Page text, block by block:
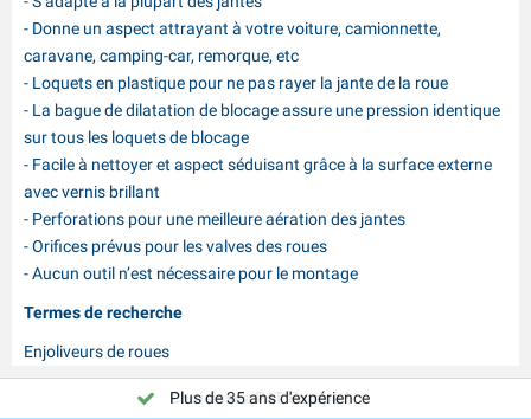
- Donne un aspect attrayant à votre voiture, camionnette,
caravane, camping-car, remorque, etc
- Loquets en plastique pour ne pas rayer la jante de la roue
- La bague de dilatation de blocage assure une pression identique
sur tous les loquets de blocage
- Facile à nettoyer et aspect séduisant grâce à la surface externe
avec vernis brillant
- Perforations pour une meilleure aération des jantes
- Orifices prévus pour les valves des roues
- Aucun outil n’est nécessaire pour le montage
Termes de recherche
Enjoliveurs de roues
Choisissez PAT Europe !
Plus de 35 ans d'expérience